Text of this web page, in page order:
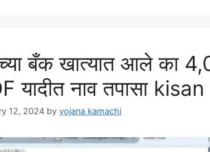
बँक खात्यात आले का
यादीत नाव तपासा
12, 2024 by yojana kamachi